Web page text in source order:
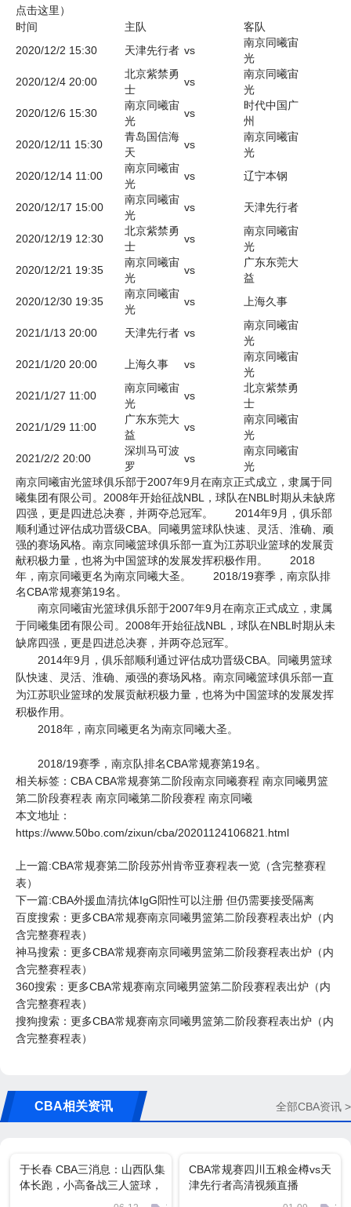
点击这里）
时间
主队
客队
2020/12/2 15:30
天津先行者 vs
南京同曦宙
光
2020/12/4 20:00
北京紫禁勇
士
vs
南京同曦宙
光
2020/12/6 15:30
南京同曦宙
光
vs
时代中国广
州
2020/12/11 15:30
青岛国信海
天
vs
南京同曦宙
光
2020/12/14 11:00
南京同曦宙
光
vs 辽宁本钢
2020/12/17 15:00
南京同曦宙
光
vs 天津先行者
2020/12/19 12:30
北京紫禁勇
士
vs
南京同曦宙
光
2020/12/21 19:35
南京同曦宙
光
vs
广东东莞大
益
2020/12/30 19:35
南京同曦宙
光
vs 上海久事
2021/1/13 20:00 天津先行者 vs
南京同曦宙
光
2021/1/20 20:00
上海久事 vs
南京同曦宙
光
2021/1/27 11:00
南京同曦宙
光
vs
北京紫禁勇
士
2021/1/29 11:00
广东东莞大
益
vs
南京同曦宙
光
2021/2/2 20:00
深圳马可波
罗
vs
南京同曦宙
光
南京同曦宙光篮球俱乐部于2007年9月在南京正式成立，隶属于同
曦集团有限公司。2008年开始征战NBL，球队在NBL时期从未缺席
四强，更是四进总决赛，并两夺总冠军。 2014年9月，俱乐部
顺利通过评估成功晋级CBA。同曦男篮球队快速、灵活、淮确、顽
强的赛场风格。南京同曦篮球俱乐部一直为江苏职业篮球的发展贡
献积极力量，也将为中国篮球的发展发挥积极作用。 2018
年，南京同曦更名为南京同曦大圣。 2018/19赛季，南京队排
名CBA常规赛第19名。
南京同曦宙光篮球俱乐部于2007年9月在南京正式成立，隶属
于同曦集团有限公司。2008年开始征战NBL，球队在NBL时期从未
缺席四强，更是四进总决赛，并两夺总冠军。
2014年9月，俱乐部顺利通过评估成功晋级CBA。同曦男篮球
队快速、灵活、淮确、顽强的赛场风格。南京同曦篮球俱乐部一直
为江苏职业篮球的发展贡献积极力量，也将为中国篮球的发展发挥
积极作用。
2018年，南京同曦更名为南京同曦大圣。
2018/19赛季，南京队排名CBA常规赛第19名。
相关标签： CBA CBA常规赛第二阶段南京同曦赛程 南京同曦男篮
第二阶段赛程表 南京同曦第二阶段赛程 南京同曦
本文地址：
https://www.50bo.com/zixun/cba/20201124106821.html
上一篇:CBA常规赛第二阶段苏州肯帝亚赛程表一览（含完整赛程
表）
下一篇:CBA外援血清抗体IgG阳性可以注册 但仍需要接受隔离
百度搜索：更多CBA常规赛南京同曦男篮第二阶段赛程表出炉（内
含完整赛程表）
神马搜索：更多CBA常规赛南京同曦男篮第二阶段赛程表出炉（内
含完整赛程表）
360搜索：更多CBA常规赛南京同曦男篮第二阶段赛程表出炉（内
含完整赛程表）
搜狗搜索：更多CBA常规赛南京同曦男篮第二阶段赛程表出炉（内
含完整赛程表）
CBA相关资讯 全部CBA资讯 >
于长春 CBA三消息：山西队集
体长跑，小高备战三人篮球，
CBA常规赛四川五粮金樽vs天
津先行者高清视频直播